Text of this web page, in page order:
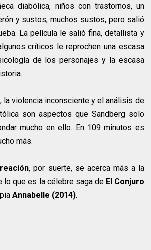
diabólica, niños con trastornos, un
y sustos, muchos sustos, pero salió
La película le salió fina, detallista y
críticos le reprochen una escasa
de los personajes y la escasa
la violencia inconsciente y el análisis de
son aspectos que Sandberg solo
mucho en ello. En 109 minutos es
más.
, por suerte, se acerca más a la
lo que es la célebre saga de El Conjuro
Annabelle (2014).